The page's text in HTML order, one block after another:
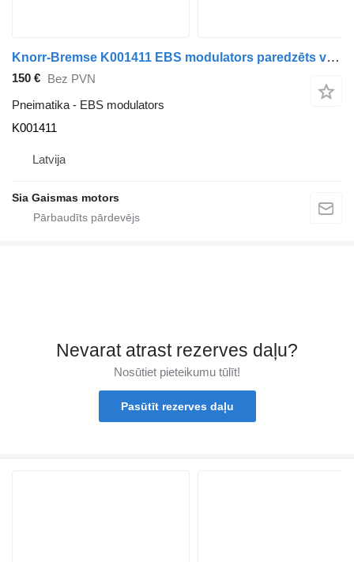
Knorr-Bremse K001411 EBS modulators paredzēts vilcēja
150 € Bez PVN
Pneimatika - EBS modulators
K001411
Latvija
Sia Gaismas motors
Nevarat atrast rezerves daļu?
Nosūtiet pieteikumu tūlīt!
Pasūtīt rezerves daļu